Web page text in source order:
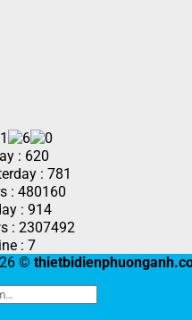
: 620
: 781
: 480160
: 914
: 2307492
: 7
©